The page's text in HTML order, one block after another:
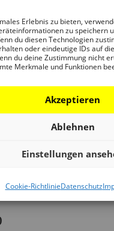
Erlebnis zu bieten,
zu speichern
du diesen Technologien
oder eindeutige IDs auf
du deine Zustimmung nicht
Merkmale und Funktionen
Akzeptieren
Ablehnen
Einstellungen
Cookie-RichtlinieDatenschutz
Zum Kalender